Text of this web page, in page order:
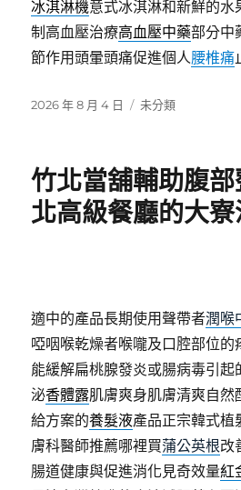
冰淇淋機意式冰淇淋和新鮮的
制高血壓治療高血壓中藥部分中
節作用頭暈頭痛促進個人腰椎痛
發
2026 年 8 月 4 日
分
未分類
竹北當舖輔助腹
北高級餐廳的大
適中的產品長期使用聲帶者潤喉
啞咽喉乾燥者喉嚨及口腔部位的
能緩解扁桃腺發炎或腸病毒引起
泌香體露肌膚爽身肌膚清爽自
給方案的養髮液產品正宗韓式植
膚科醫師推薦哪裡買蒲公英根改
腸道健康與促進消化見奇效量紅